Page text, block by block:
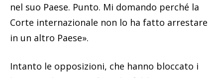
nel suo Paese. Punto. Mi domando perché la
Corte internazionale non lo ha fatto arrestare
in un altro Paese».
Intanto le opposizioni, che hanno bloccato i